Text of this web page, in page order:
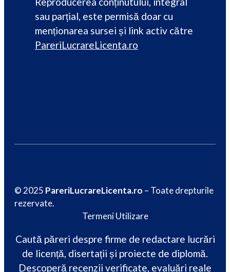
sau parțial, este permisă doar cu
menționarea sursei și link activ către
PareriLucrareLicenta.ro
© 2025 PareriLucrareLicenta.ro – Toate drepturile
rezervate.
Termeni Utilizare
Caută păreri despre firme de redactare lucrări
de licență, disertații și proiecte de diplomă.
Descoperă recenzii verificate, evaluări reale